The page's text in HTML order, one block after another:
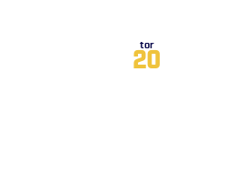
tor
20